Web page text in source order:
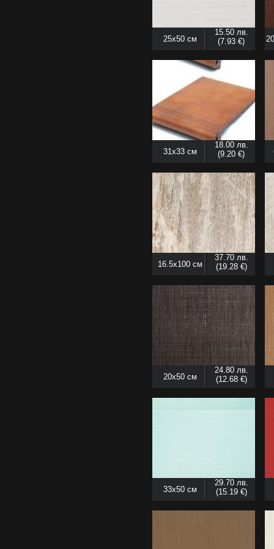
25x50 см
15.50 лв.
(7.93 €)
31x33 см
18.00 лв.
(9.20 €)
16.5x100 см
37.70 лв.
(19.28 €)
20x50 см
24.80 лв.
(12.68 €)
33x50 см
29.70 лв.
(15.19 €)